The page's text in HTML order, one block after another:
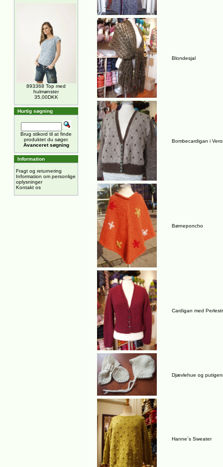
893368 Top med
hulmønster
35,00DKK
Hurtig søgning
Brug stikord til at finde
produktet du søger.
Avanceret søgning
Information
Fragt og returnering
Information om personlige
oplysninger
Kontakt os
Blondesjal
Bombecardigan i
Børneponcho
Cardigan med
Djævlehue og
Hanne´s Sweater